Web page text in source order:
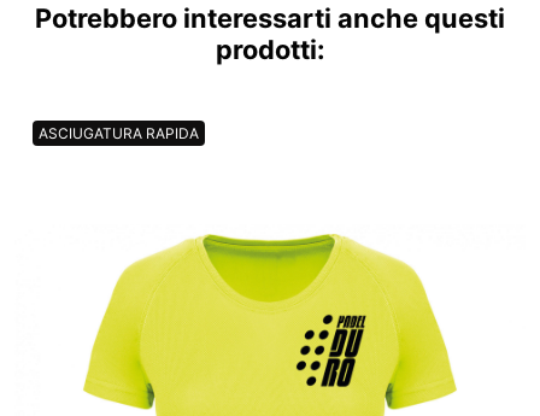
Potrebbero interessarti anche questi
prodotti:
ASCIUGATURA RAPIDA